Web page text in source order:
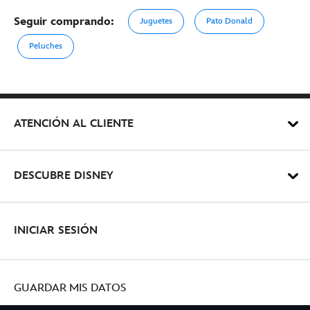
Seguir comprando: Juguetes Pato Donald
Peluches
ATENCIÓN AL CLIENTE
DESCUBRE DISNEY
INICIAR SESIÓN
GUARDAR MIS DATOS